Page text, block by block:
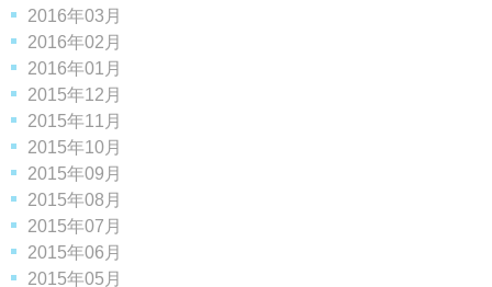
2016年03月
2016年02月
2016年01月
2015年12月
2015年11月
2015年10月
2015年09月
2015年08月
2015年07月
2015年06月
2015年05月